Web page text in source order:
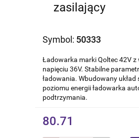
zasilający
Symbol: 50333
Ładowarka marki Qoltec 42V
napięciu 36V. Stabilne
ładowania. Wbudowany
poziomu energii ładowarka
podtrzymania.
80.71